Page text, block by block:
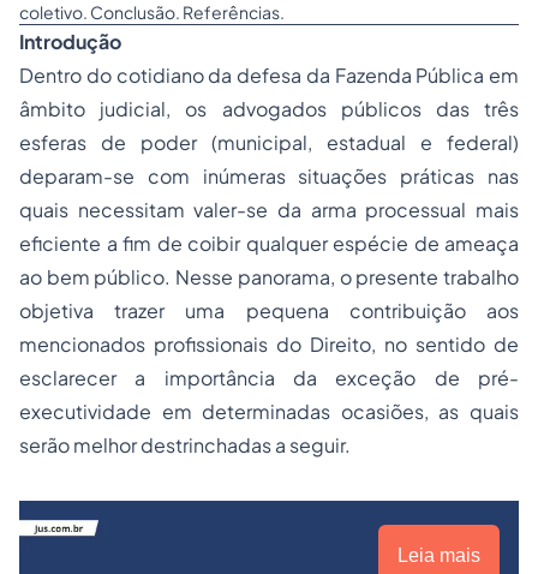
coletivo. Conclusão. Referências.
Introdução
Dentro do cotidiano da defesa da Fazenda Pública em
âmbito judicial, os advogados públicos das três
esferas de poder (municipal, estadual e federal)
deparam-se com inúmeras situações práticas nas
quais necessitam valer-se da arma processual mais
eficiente a fim de coibir qualquer espécie de ameaça
ao bem público. Nesse panorama, o presente trabalho
objetiva trazer uma pequena contribuição aos
mencionados profissionais do Direito, no sentido de
esclarecer a importância da exceção de pré-
executividade em determinadas ocasiões, as quais
serão melhor destrinchadas a seguir.
Leia mais